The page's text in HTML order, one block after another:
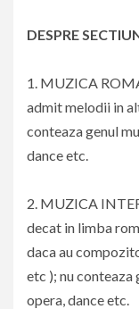
DESPRE
1. MUZICA
admit melodii in
conteaza genul
dance etc.
2. MUZICA
decat in limba
daca au
etc ); nu conteaza
opera, dance etc.